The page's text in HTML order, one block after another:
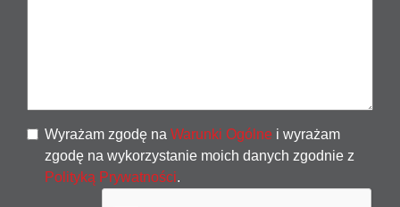
Wyrażam zgodę na Warunki Ogólne i wyrażam
zgodę na wykorzystanie moich danych zgodnie z
Polityką Prywatności.